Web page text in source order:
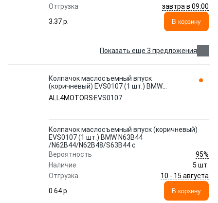
Отгрузка
завтра в 09:00
3.37 p.
В корзину
Показать еще 3 предложения
Колпачок маслосъемный впуск
(коричневый) EVS0107 (1 шт.) BMW
N63B44 /N62B44/N62B48/S63B44 c
ALL4MOTORS
ALL4MOTORS EVS0107
Колпачок маслосъемный впуск (коричневый)
EVS0107 (1 шт.) BMW N63B44
/N62B44/N62B48/S63B44 c
Вероятность
95%
Наличие
5 шт.
Отгрузка
10 - 15 августа
0.64 p.
В корзину